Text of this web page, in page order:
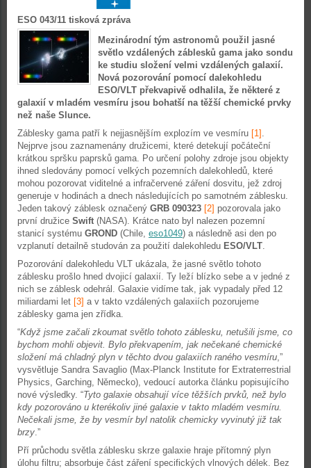
ESO 043/11 tisková zpráva
Mezinárodní tým astronomů použil jasné
světlo vzdálených záblesků gama jako sondu
ke studiu složení velmi vzdálených galaxií.
Nová pozorování pomocí dalekohledu
ESO/VLT překvapivě odhalila, že některé z
galaxií v mladém vesmíru jsou bohatší na těžší chemické prvky
než naše Slunce.
Záblesky gama patří k nejjasnějším explozím ve vesmíru [1] .
Nejprve jsou zaznamenány družicemi, které detekují počáteční
krátkou spršku paprsků gama. Po určení polohy zdroje jsou objekty
ihned sledovány pomocí velkých pozemních dalekohledů, které
mohou pozorovat viditelné a infračervené záření dosvitu, jež zdroj
generuje v hodinách a dnech následujících po samotném záblesku.
Jeden takový záblesk označený GRB 090323 [2] pozorovala jako
první družice Swift (NASA). Krátce nato byl nalezen pozemní
stanicí systému GROND (Chile, eso1049) a následně asi den po
vzplanutí detailně studován za použití dalekohledu ESO/VLT.
Pozorování dalekohledu VLT ukázala, že jasné světlo tohoto
záblesku prošlo hned dvojicí galaxií. Ty leží blízko sebe a v jedné z
nich se záblesk odehrál. Galaxie vidíme tak, jak vypadaly před 12
miliardami let [3] a v takto vzdálených galaxiích pozorujeme
záblesky gama jen zřídka.
“Když jsme začali zkoumat světlo tohoto záblesku, netušili jsme, co
bychom mohli objevit. Bylo překvapením, jak nečekané chemické
složení má chladný plyn v těchto dvou galaxiích raného vesmíru,”
vysvětluje Sandra Savaglio (Max-Planck Institute for Extraterrestrial
Physics, Garching, Německo), vedoucí autorka článku popisujícího
nové výsledky. “Tyto galaxie obsahují více těžších prvků, než bylo
kdy pozorováno u kterékoliv jiné galaxie v takto mladém vesmíru.
Nečekali jsme, že by vesmír byl natolik chemicky vyvinutý již tak
brzy.”
Pří průchodu světla záblesku skrze galaxie hraje přítomný plyn
úlohu filtru; absorbuje část záření specifických vlnových délek. Bez